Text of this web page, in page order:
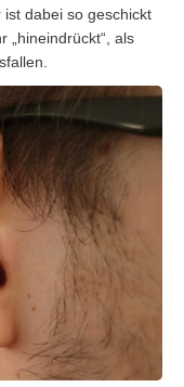
dabei so geschickt
„hineindrückt“, als